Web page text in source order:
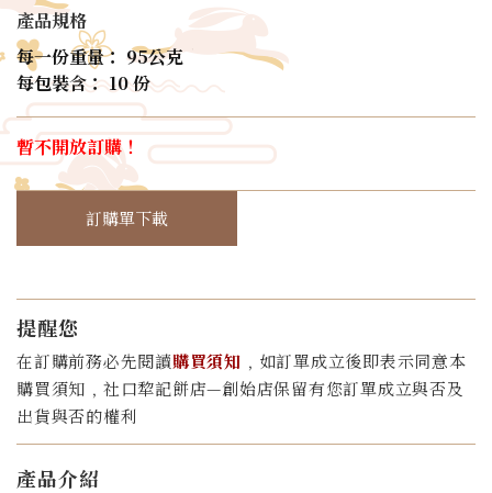
產品規格
每一份重量： 95公克
每包裝含： 10 份
暫不開放訂購！
訂購單下載
提醒您
在訂購前務必先閱讀購買須知 ﹐如訂單成立後即表示同意本
購買須知﹐社口犂記餅店—創始店保留有您訂單成立與否及
出貨與否的權利
產品介紹